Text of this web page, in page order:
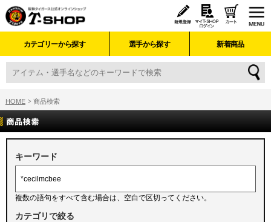
カテゴリーから探す 選手から探す 新着商品
HOME 商品検索
キーワード
複数の語句をすべて含む場合は、空白で区切ってください。
カテゴリで絞る